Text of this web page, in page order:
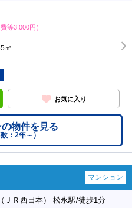
費等3,000円）
㎡
お気に入り
物件を見る
：2年～）
マンション
ＪＲ西日本） 松永駅/徒歩1分